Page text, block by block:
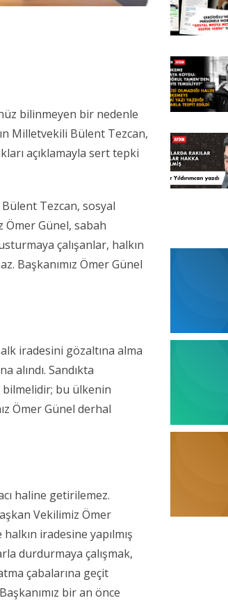
bilinmeyen bir nedenle
Milletvekili Bülent Tezcan,
açıklamayla sert tepki
Tezcan, sosyal
Ömer Günel, sabah
çalışanlar, halkın
Başkanımız Ömer Günel
iradesini gözaltına alma
alındı. Sandıkta
bilmelidir; bu ülkenin
Ömer Günel derhal
haline getirilemez.
Vekilimiz Ömer
iradesine yapılmış
durdurmaya çalışmak,
çabalarına geçit
bir an önce